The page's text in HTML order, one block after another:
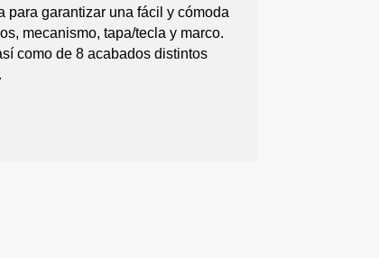
para garantizar una fácil y cómoda
mecanismo, tapa/tecla y marco.
como de 8 acabados distintos